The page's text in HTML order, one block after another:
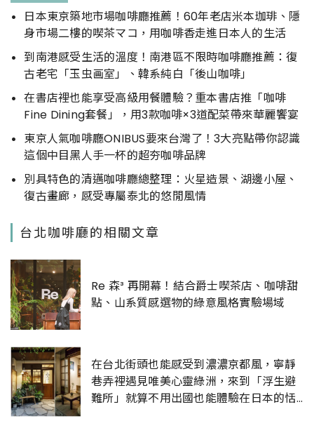
日本東京築地市場咖啡廳推薦！60年老店米本珈琲、隱
身市場二樓的喫茶マコ，用咖啡香走進日本人的生活
到南港感受生活的溫度！南港區不限時咖啡廳推薦：復
古老宅「玉虫画室」、韓系純白「後山咖啡」
在書店裡也能享受高級用餐體驗？重本書店推「咖啡
Fine Dining套餐」，用3款咖啡×3道配菜帶來華麗饗宴
東京人氣咖啡廳ONIBUS要來台灣了！3大亮點帶你認識
這個中目黑人手一杯的超夯咖啡品牌
別具特色的清邁咖啡廳總整理：火星造景、湖邊小屋、
復古畫廊，感受專屬泰北的悠閒風情
台北咖啡廳的相關文章
Re 森³ 再開幕！結合爵士喫茶店、咖啡甜
點、山系質感選物的綠意風格實驗場域
在台北街頭也能感受到濃濃京都風，寧靜
巷弄裡遇見唯美心靈綠洲，來到「浮生避
難所」就算不用出國也能體驗在日本的恬